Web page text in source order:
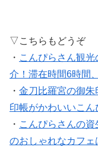
▽こちらもどうぞ
・ こんぴらさん観
介！滞在時間6時間
・ 金刀比羅宮の御
印帳がかわいいこん
・ こんぴらさんの
のおしゃれなカフ